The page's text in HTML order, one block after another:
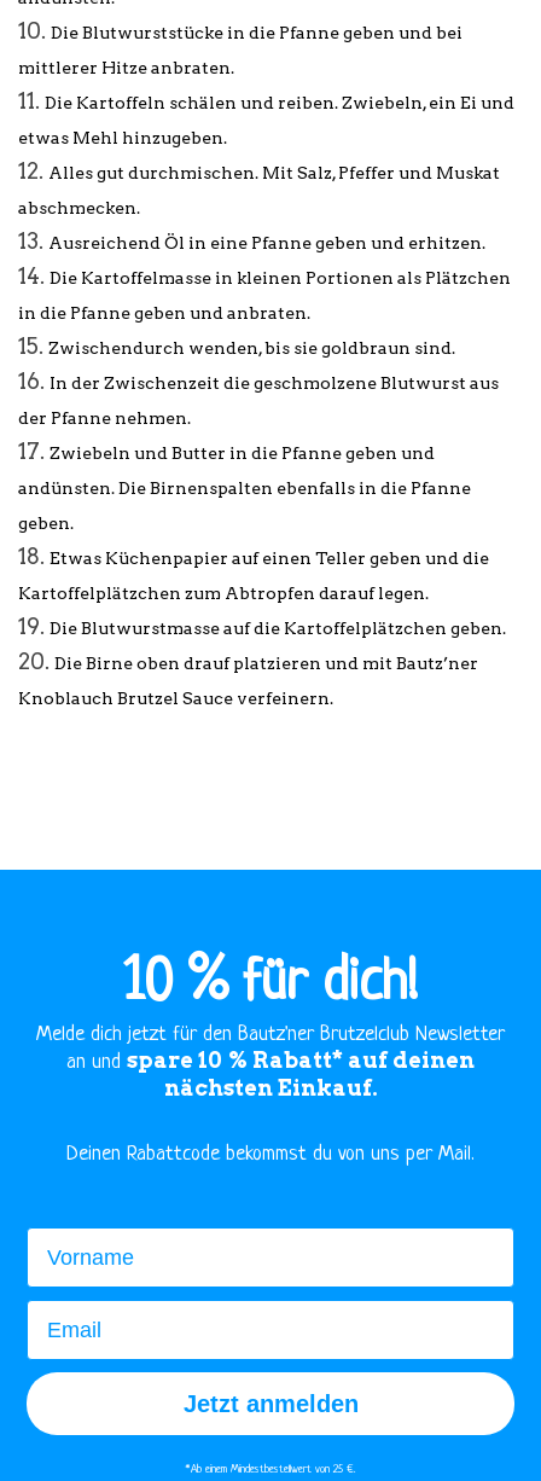
Die Blutwurststücke in die Pfanne geben und bei
mittlerer Hitze anbraten.
Die Kartoffeln schälen und reiben. Zwiebeln, ein Ei und
etwas Mehl hinzugeben.
Alles gut durchmischen. Mit Salz, Pfeffer und Muskat
abschmecken.
Ausreichend Öl in eine Pfanne geben und erhitzen.
Die Kartoffelmasse in kleinen Portionen als Plätzchen
in die Pfanne geben und anbraten.
Zwischendurch wenden, bis sie goldbraun sind.
In der Zwischenzeit die geschmolzene Blutwurst aus
der Pfanne nehmen.
Zwiebeln und Butter in die Pfanne geben und
andünsten. Die Birnenspalten ebenfalls in die Pfanne
geben.
Etwas Küchenpapier auf einen Teller geben und die
Kartoffelplätzchen zum Abtropfen darauf legen.
Die Blutwurstmasse auf die Kartoffelplätzchen geben.
Die Birne oben drauf platzieren und mit Bautz’ner
Knoblauch Brutzel Sauce verfeinern.
10 % für dich!
Melde dich jetzt für den Bautz'ner Brutzelclub Newsletter
an und spare 10 % Rabatt* auf deinen
nächsten Einkauf.
​Deinen Rabattcode bekommst du von uns per Mail.
Vorname
Email
Jetzt anmelden
*Ab einem Mindestbestellwert von 25 €.​